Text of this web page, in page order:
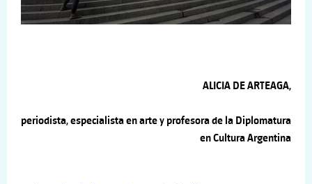
ALICIA DE ARTEAGA,
periodista, especialista en arte y profesora de la Diplomatura
en Cultura Argentina